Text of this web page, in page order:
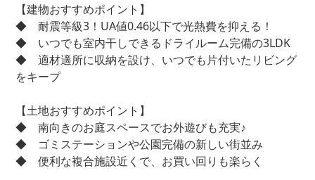
【建物おすすめポイント】
◆ 耐震等級3！UA値0.46以下で光熱費を抑える！
◆ いつでも室内干しできるドライルーム完備の3LDK
◆ 適材適所に収納を設け、いつでも片付いたリビング
をキープ
【土地おすすめポイント】
◆ 南向きのお庭スペースでお外遊びも充実♪
◆ ゴミステーションや公園完備の新しい街並み
◆ 便利な複合施設近くで、お買い回りも楽らく